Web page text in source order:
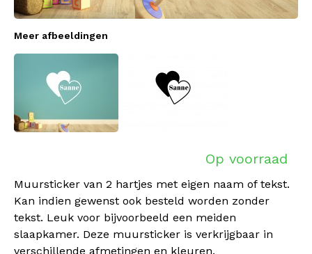
Meer afbeeldingen
Op voorraad
Muursticker van 2 hartjes met eigen naam of tekst.
Kan indien gewenst ook besteld worden zonder
tekst. Leuk voor bijvoorbeeld een meiden
slaapkamer. Deze muursticker is verkrijgbaar in
verschillende afmetingen en kleuren.